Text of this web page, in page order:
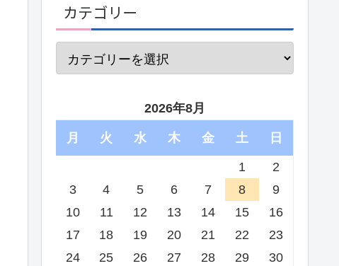
カテゴリー
2026年8月
月 火 水 木 金 土 日
1
2
3
4 5 6 7 8
9
10
11 12 13 14 15
16
17
18 19 20 21 22
23
24
25 26 27 28 29
30